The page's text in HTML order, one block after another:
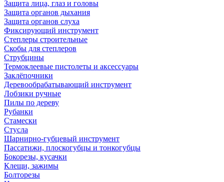
Защита лица, глаз и головы
Защита органов дыхания
Защита органов слуха
Фиксирующий инструмент
Степлеры строительные
Скобы для степлеров
Струбцины
Термоклеевые пистолеты и аксессуары
Заклёпочники
Деревообрабатывающий инструмент
Лобзики ручные
Пилы по дереву
Рубанки
Стамески
Стусла
Шарнирно-губцевый инструмент
Пассатижи, плоскогубцы и тонкогубцы
Бокорезы, кусачки
Клещи, зажимы
Болторезы